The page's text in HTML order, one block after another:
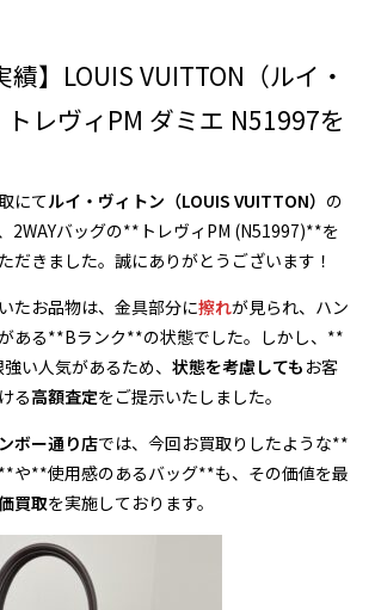
】LOUIS VUITTON（ルイ・
レヴィPM ダミエ N51997を
にてルイ・ヴィトン（LOUIS VUITTON） の
2WAYバッグの**トレヴィPM (N51997)**を
だきました。誠にありがとうございます！
たお品物は、金具部分に擦れが見られ、ハン
ある**Bランク**の状態でした。しかし、**
い人気があるため、 状態を考慮しても お客
る高額査定をご提示いたしました。
ボー通り店では、今回お買取りしたような**
や**使用感のあるバッグ**も、その価値を最
買取を実施しております。